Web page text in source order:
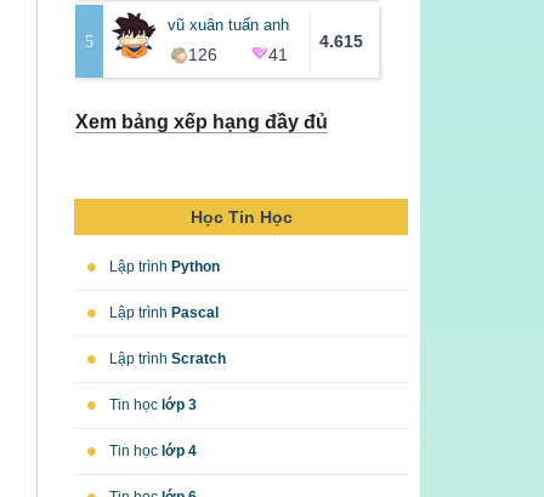
5
vũ xuân tuấn anh
126 41
4.615
Xem bảng xếp hạng đầy đủ
Học Tin Học
• Lập trình Python
• Lập trình Pascal
• Lập trìnhScratch
• Tin học lớp 3
• Tin học lớp 4